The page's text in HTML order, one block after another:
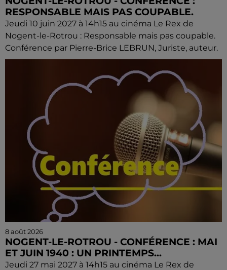
RESPONSABLE MAIS PAS COUPABLE.
Jeudi 10 juin 2027 à 14h15 au cinéma Le Rex de
Nogent-le-Rotrou : Responsable mais pas coupable.
Conférence par Pierre-Brice LEBRUN, Juriste, auteur.
8 août 2026
NOGENT-LE-ROTROU - CONFÉRENCE : MAI
ET JUIN 1940 : UN PRINTEMPS...
Jeudi 27 mai 2027 à 14h15 au cinéma Le Rex de